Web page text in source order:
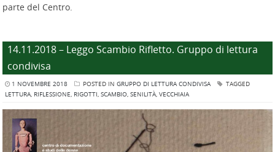
parte del Centro.
14.11.2018 – Leggo Scambio Rifletto. Gruppo di lettura
condivisa
1 NOVEMBRE 2018 POSTED IN GRUPPO DI LETTURA CONDIVISA
TAGGED
LETTURA, RIFLESSIONE, RIGOTTI, SCAMBIO, SENILITÀ, VECCHIAIA